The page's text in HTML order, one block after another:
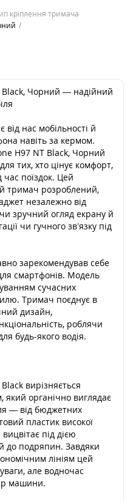
кріплення тримача
Чорний — надійний
нас мобільності й
навіть за кермом.
H97 NT Black, Чорний
тих, хто цінує комфорт,
час поїздок. Цей
тримач розроблений,
незалежно від
зручний огляд екрану й
чи гучного зв’язку під
зарекомендував себе
смартфонів. Модель
сучасних
Тримач поєднує в
дизайн,
роблячи
будь-якого водія.
вирізняється
органічно виглядає
— від бюджетних
пластик високої
під дією
до подряпин. Завдяки
лініям цей
але водночас
машини.